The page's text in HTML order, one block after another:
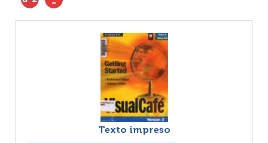
Texto impreso